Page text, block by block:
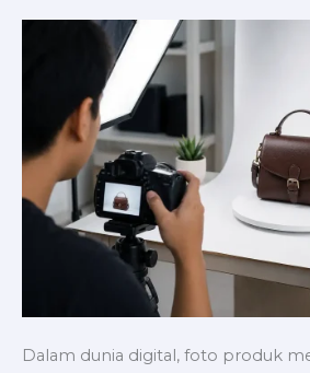
Dalam dunia digital, foto produk
Meningkatkan
Pembeli